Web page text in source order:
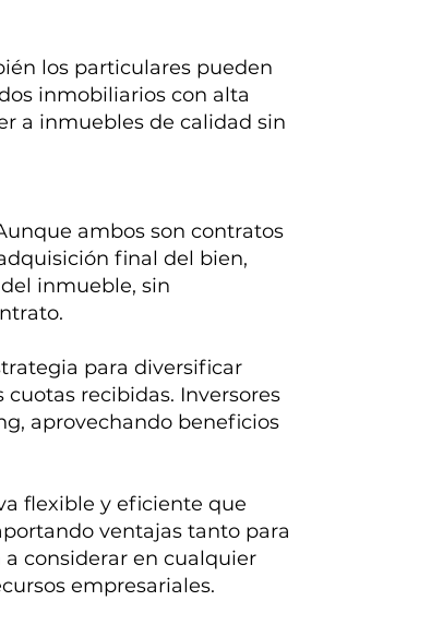
los particulares pueden
inmobiliarios con alta
a inmuebles de calidad sin
ambos son contratos
final del bien,
inmueble, sin
para diversificar
recibidas. Inversores
aprovechando beneficios
flexible y eficiente que
ventajas tanto para
considerar en cualquier
empresariales.